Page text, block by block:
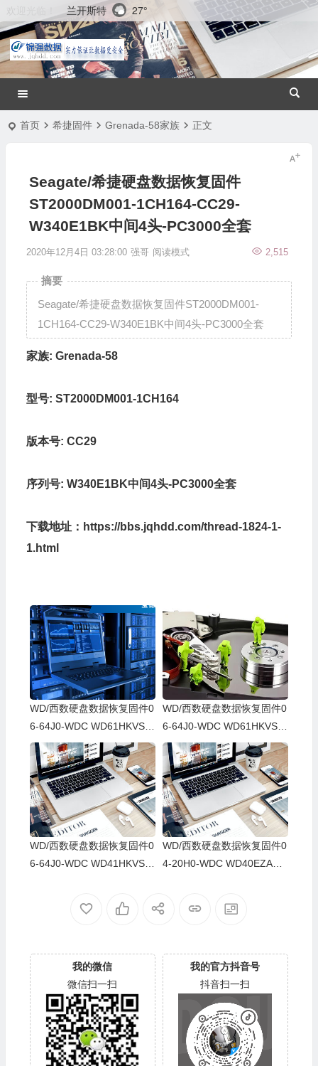
兰开斯特 27°
首页 希捷固件 Grenada-58家族 正文
Seagate/希捷硬盘数据恢复固件
ST2000DM001-1CH164-CC29-
W340E1BK中间4头-PC3000全套
2020年12月4日 03:28:00 强哥 2,515
阅读模式
摘要
Seagate/希捷硬盘数据恢复固件ST2000DM001-
1CH164-CC29-W340E1BK中间4头-PC3000全套
家族: Grenada-58
型号: ST2000DM001-1CH164
版本号: CC29
序列号: W340E1BK中间4头-PC3000全套
下载地址： https://bbs.jqhdd.com/thread-1824-1-
1.html
WD/西数硬盘数据恢复固件0
6-64J0-WDC WD61HKVS-7
8AUSY0-80-00A80-WD-WX
52D71DH04K-00060064-27
00
WD/西数硬盘数据恢复固件0
6-64J0-WDC WD61HKVS-7
8AUSY0-80-00A80-WD-WX
22D2143CAS-00060064-27
00
WD/西数硬盘数据恢复固件0
6-64J0-WDC WD41HKVS-7
WD/西数硬盘数据恢复固件0
4-20H0-WDC WD40EZAZ-0
700
我的微信
微信扫一扫
我的官方抖音号
抖音扫一扫